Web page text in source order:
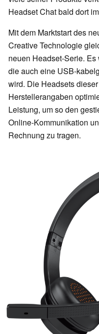
Headset Chat bald dort
Mit dem Marktstart des
Creative Technologie
neuen Headset-Serie.
die auch eine USB-
wird. Die Headsets
Herstellerangaben
Leistung, um so den
Online-Kommunikation
Rechnung zu tragen.